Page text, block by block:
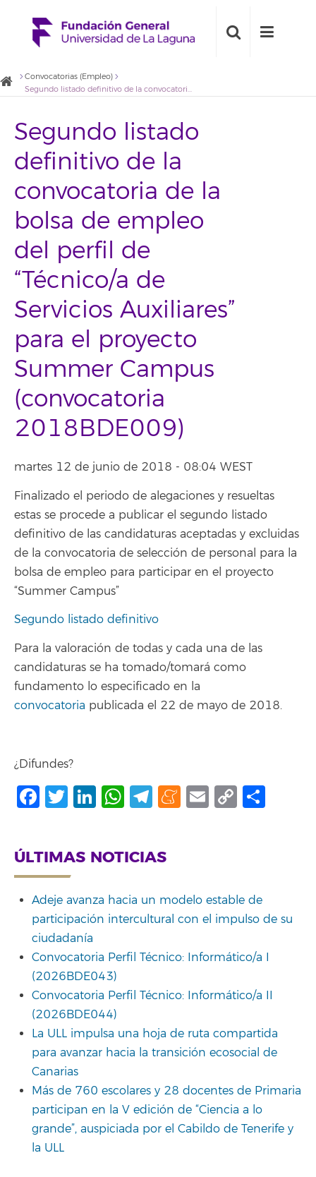
Convocatorias (Empleo)
Segundo listado definitivo de la convocatoria de la bolsa de empleo del perfil de “Técnico/a de Servicios Auxiliares” para el proyecto Summer Campus (convocatoria 2018BDE009)
Segundo listado
definitivo de la
convocatoria de la
bolsa de empleo
del perfil de
“Técnico/a de
Servicios Auxiliares”
para el proyecto
Summer Campus
(convocatoria
2018BDE009)
martes 12 de junio de 2018 - 08:04 WEST
Finalizado el periodo de alegaciones y resueltas
estas se procede a publicar el segundo listado
definitivo de las candidaturas aceptadas y excluidas
de la convocatoria de selección de personal para la
bolsa de empleo para participar en el proyecto
“Summer Campus”
Segundo listado definitivo
Para la valoración de todas y cada una de las
candidaturas se ha tomado/tomará como
fundamento lo especificado en la
convocatoria publicada el 22 de mayo de 2018.
¿Difundes?
Facebook
Twitter
LinkedIn
WhatsApp
Telegram
Meneame
Email
Copy
ÚLTIMAS NOTICIAS
Adeje avanza hacia un modelo estable de
participación intercultural con el impulso de su
ciudadanía
Convocatoria Perfil Técnico: Informático/a I
(2026BDE043)
Convocatoria Perfil Técnico: Informático/a II
(2026BDE044)
La ULL impulsa una hoja de ruta compartida
para avanzar hacia la transición ecosocial de
Canarias
Más de 760 escolares y 28 docentes de Primaria
participan en la V edición de “Ciencia a lo
grande”, auspiciada por el Cabildo de Tenerife y
la ULL